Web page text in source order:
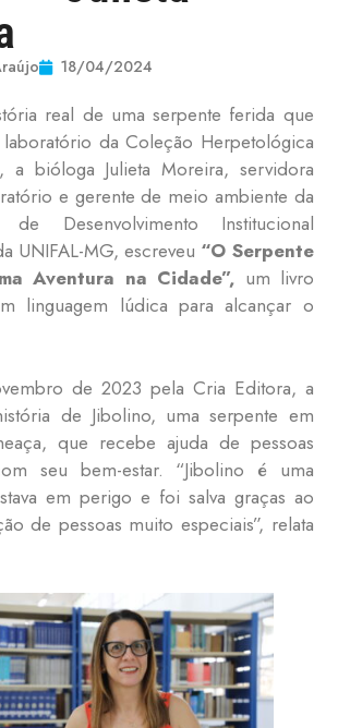
18/04/2024
real de uma serpente ferida que
da Coleção Herpetológica
a bióloga Julieta Moreira, servidora
e gerente de meio ambiente da
de Desenvolvimento Institucional
UNIFAL-MG, escreveu “O Serpente
Aventura na Cidade”, um livro
linguagem lúdica para alcançar o
de 2023 pela Cria Editora, a
de Jibolino, uma serpente em
que recebe ajuda de pessoas
seu bem-estar. “Jibolino é uma
em perigo e foi salva graças ao
de pessoas muito especiais”, relata